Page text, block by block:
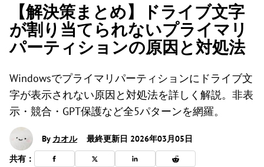
【解決策まとめ】ドライブ文字
が割り当てられないプライマリ
パーティションの原因と対処法
Windowsでプライマリパーティションにドライブ文
字が表示されない原因と対処法を詳しく解説。非表
示・競合・GPT保護など全5パターンを網羅。
By カオル
最終更新日 2026年03月05日
共有：